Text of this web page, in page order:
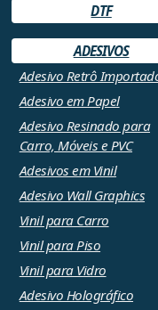
DTF
ADESIVOS
Adesivo Retrô
Adesivo em Papel
Adesivo Resinado para
Carro, Móveis e PVC
Adesivos em Vinil
Adesivo Wall Graphics
Vinil para Carro
Vinil para Piso
Vinil para Vidro
Adesivo Holográfico